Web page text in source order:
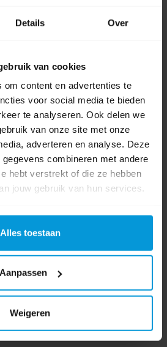
Details Over
van cookies
om content en advertenties te
voor social media te bieden
te analyseren. Ook delen we
van onze site met onze
adverteren en analyse. Deze
combineren met andere
hebt verstrekt of die ze hebben
jouw gebruik van hun services.
Alles toestaan
Aanpassen
Weigeren